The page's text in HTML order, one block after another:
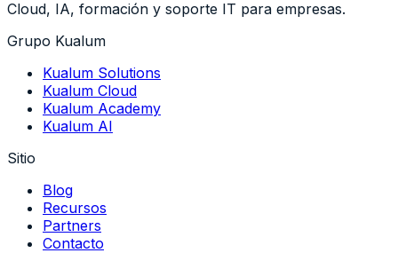
Cloud, IA, formación y soporte IT para empresas.
Grupo Kualum
Kualum Solutions
Kualum Cloud
Kualum Academy
Kualum AI
Sitio
Blog
Recursos
Partners
Contacto